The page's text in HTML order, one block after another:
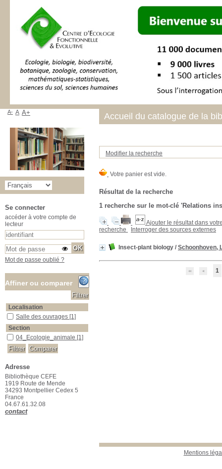
Modifier la recherche
Résultat de la recherche
1 recherche sur le mot-clé 'Relations
Ajouter le résultat dans
recherche
Interroger des sources externes
Insect-plant biology / Schoonhoven,
1
Mentions
Accueil du catalogue de la
A- A A+
Se connecter
accéder à votre compte de
lecteur
Mot de passe oublié ?
Affiner ou comparer
Localisation
Salle des ouvrages
Salle des ouvrages [1]
Section
04_Ecologie_animale
04_Ecologie_animale [1]
Adresse
Bibliothèque CEFE
1919 Route de Mende
34293 Montpellier Cedex 5
France
04.67.61.32.08
contact